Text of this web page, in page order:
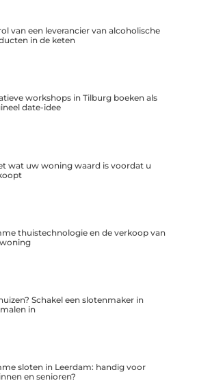
van een leverancier van alcoholische
in de keten
workshops in Tilburg boeken als
date-idee
wat uw woning waard is voordat u
thuistechnologie en de verkoop van
Schakel een slotenmaker in
in
sloten in Leerdam: handig voor
en senioren?